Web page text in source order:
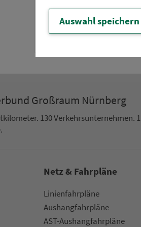
Groß­raum Nürn­berg
130 Ver­kehrs­un­ter­neh­men.
Netz & Fahrpläne
Li­ni­en­fahr­plä­ne
Aus­hang­fahr­plä­ne
AST-Aus­hang­fahr­plä­ne
Auswahl speichern